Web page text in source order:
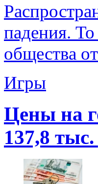
падения.
общества
Игры
Цены на
137,8 тыс.